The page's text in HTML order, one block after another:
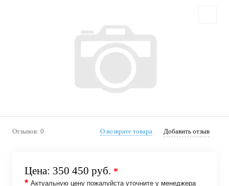
Отзывов: 0 О возврате товара Добавить отзыв
Цена: 350 450 руб. *
* Актуальную цену пожалуйста уточните у менеджера